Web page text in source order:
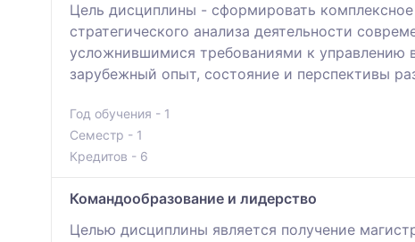
Цель дисциплины - сформировать
стратегического анализа деятельности
усложнившимися требованиями к управлению
зарубежный опыт, состояние и перспективы
Год обучения - 1
Семестр - 1
Кредитов - 6
Командообразование и лидерство
Целью дисциплины является получение